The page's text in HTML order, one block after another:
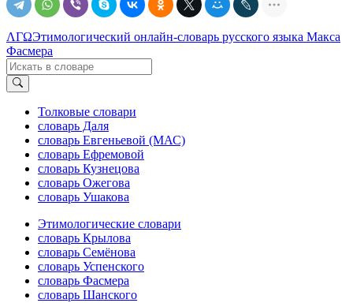
ΛΓΩЭтимологический онлайн-словарь русского языка Макса
Фасмера
Толковые словари
словарь Даля
словарь Евгеньевой (МАС)
словарь Ефремовой
словарь Кузнецова
словарь Ожегова
словарь Ушакова
Этимологические словари
словарь Крылова
словарь Семёнова
словарь Успенского
словарь Фасмера
словарь Шанского